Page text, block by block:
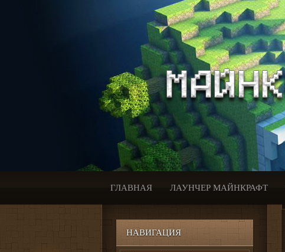
ГЛАВНАЯ ЛАУНЧЕР МАЙНКРАФТ
НАВИГАЦИЯ